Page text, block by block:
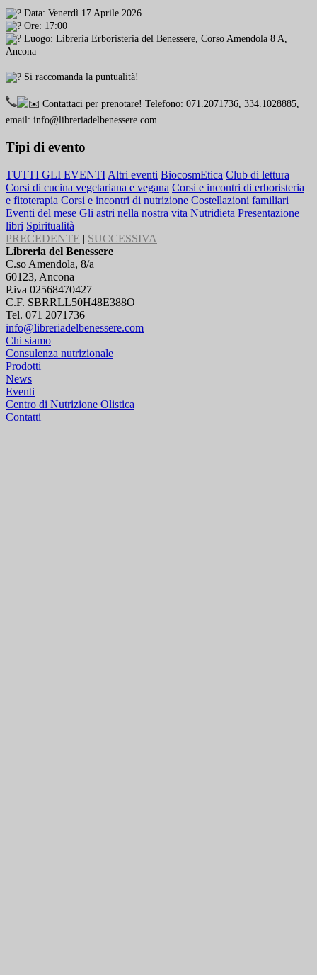
Data: Venerdì 17 Aprile 2026
Ore: 17:00
Luogo: Libreria Erboristeria del Benessere, Corso Amendola 8 A,
Ancona
Si raccomanda la puntualità!
Contattaci per prenotare! Telefono: 071.2071736, 334.1028885,
email: info@libreriadelbenessere.com
Tipi di evento
TUTTI GLI EVENTI Altri eventi BiocosmEtica Club di lettura
Corsi di cucina vegetariana e vegana Corsi e incontri di erboristeria
e fitoterapia Corsi e incontri di nutrizione Costellazioni familiari
Eventi del mese Gli astri nella nostra vita Nutridieta Presentazione
libri Spiritualità
PRECEDENTE | SUCCESSIVA
Libreria del Benessere
C.so Amendola, 8/a
60123, Ancona
P.iva 02568470427
C.F. SBRRLL50H48E388O
Tel. 071 2071736
info@libreriadelbenessere.com
Chi siamo
Consulenza nutrizionale
Prodotti
News
Eventi
Centro di Nutrizione Olistica
Contatti